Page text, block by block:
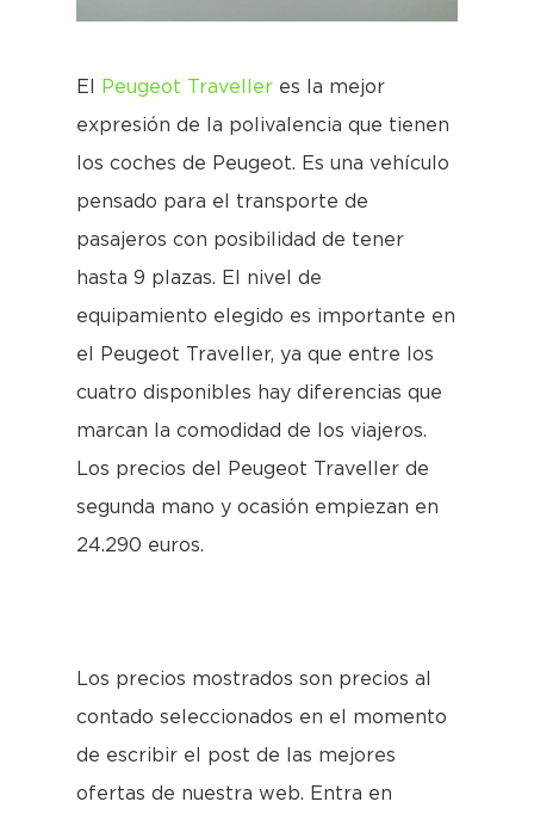
El Peugeot Traveller es la mejor
expresión de la polivalencia que tienen
los coches de Peugeot. Es una vehículo
pensado para el transporte de
pasajeros con posibilidad de tener
hasta 9 plazas. El nivel de
equipamiento elegido es importante en
el Peugeot Traveller, ya que entre los
cuatro disponibles hay diferencias que
marcan la comodidad de los viajeros.
Los precios del Peugeot Traveller de
segunda mano y ocasión empiezan en
24.290 euros.
Los precios mostrados son precios al
contado seleccionados en el momento
de escribir el post de las mejores
ofertas de nuestra web. Entra en